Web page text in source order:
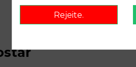
Rejeite.